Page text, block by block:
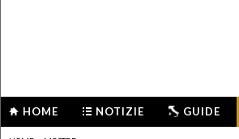
HOME NOTIZIE GUIDE